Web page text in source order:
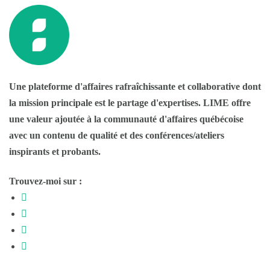
Une plateforme d'affaires rafraîchissante et collaborative dont
la mission principale est le partage d'expertises. LIME offre
une valeur ajoutée à la communauté d'affaires québécoise
avec un contenu de qualité et des conférences/ateliers
inspirants et probants.
Trouvez-moi sur :